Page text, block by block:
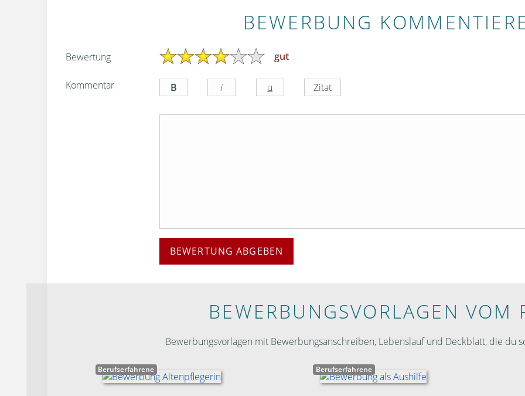
BEWERBUNG
Bewertung gut
Kommentar
BEWERTUNG ABGEBEN
BEWERBUNGS­VORLAGEN VOM
Bewerbungsvorlagen mit Bewerbungsanschreiben, Lebenslauf und Deckblatt, die du
Berufserfahrene Berufserfahrene